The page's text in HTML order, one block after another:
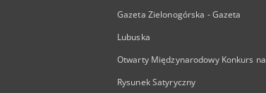
Gazeta Zielonogórska - Gazeta
Lubuska
Otwarty Międzynarodowy Konkurs na
Rysunek Satyryczny